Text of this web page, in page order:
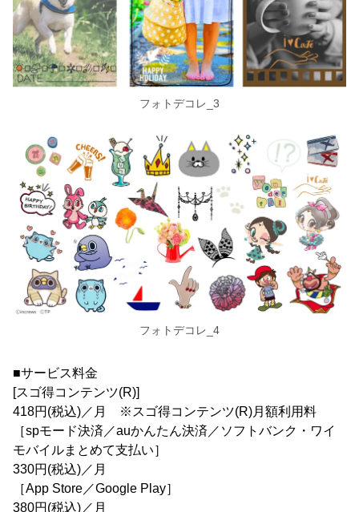
フォトデコレ_3
フォトデコレ_4
■サービス料金
[スゴ得コンテンツ(R)]
418円(税込)／月 ※スゴ得コンテンツ(R)月額利用料
［spモード決済／auかんたん決済／ソフトバンク・ワイ
モバイルまとめて支払い］
330円(税込)／月
［App Store／Google Play］
380円(税込)／月